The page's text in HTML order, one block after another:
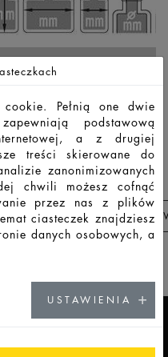
64,2
79,0 58,5 8,2
Pełnią one dwie
podstawową
a z drugiej
treści skierowane do
zanonimizowanych
chwili możesz cofnąć
przez nas z plików
ciasteczek znajdziesz
danych osobowych, a
USTAWIENIA